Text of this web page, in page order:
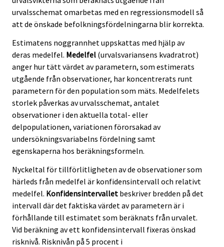
urvalsschemat omarbetas med en regressionsmodell så
att de önskade befolkningsfördelningarna blir korrekta.
Estimatens noggrannhet uppskattas med hjälp av
deras medelfel. Medelfel (urvalsvariansens kvadratrot)
anger hur tätt värdet av parametern, som estimerats
utgående från observationer, har koncentrerats runt
parametern för den population som mäts. Medelfelets
storlek påverkas av urvalsschemat, antalet
observationer i den aktuella total- eller
delpopulationen, variationen förorsakad av
undersökningsvariabelns fördelning samt
egenskaperna hos beräkningsformeln.
Nyckeltal för tillförlitligheten av de observationer som
härleds från medelfel är konfidensintervall och relativt
medelfel. Konfidensintervallet beskriver bredden på det
intervall där det faktiska värdet av parametern är i
förhållande till estimatet som beräknats från urvalet.
Vid beräkning av ett konfidensintervall fixeras önskad
risknivå. Risknivån på 5 procent i